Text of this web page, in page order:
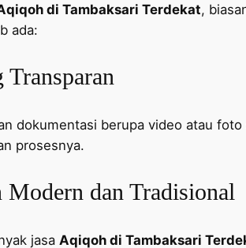
di Tambaksari Terdekat,
ada:
dokumentasi berupa video atau
prosesnya.
dan Tradisional
jasa Aqiqoh di Tambaksari